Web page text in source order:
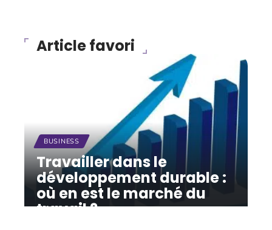
Article favori
BUSINESS
Travailler dans le
développement durable :
où en est le marché du
travail ?